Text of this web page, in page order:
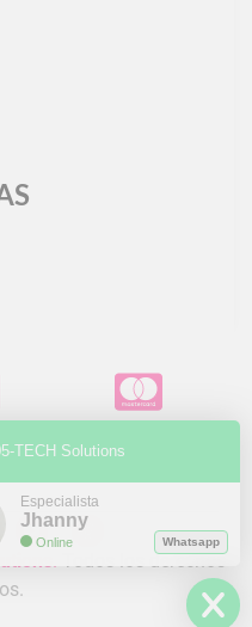
. Todos los derechos
TECH Solutions
Especialista
Jhanny
Online Whatsapp